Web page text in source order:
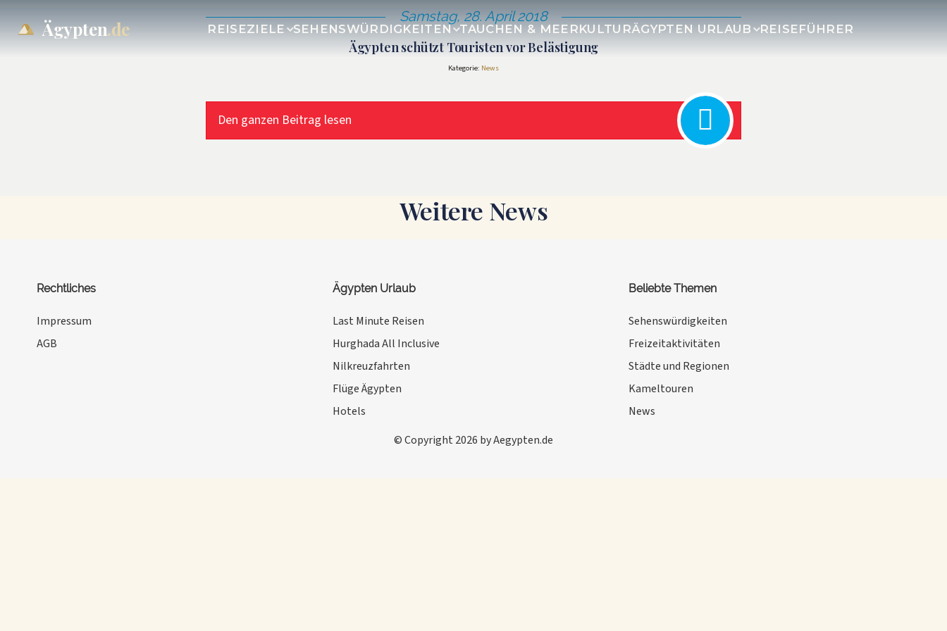
Ägypten.de REISEZIELE SEHENSWÜRDIGKEITEN TAUCHEN & MEERKULTURÄGYPTEN URLAUB REISEFÜHRER
Samstag, 28. April 2018
Ägypten schützt Touristen vor Belästigung
Kategorie: News
Den ganzen Beitrag lesen
Weitere News
Rechtliches
Impressum
AGB
Ägypten Urlaub
Last Minute Reisen
Hurghada All Inclusive
Nilkreuzfahrten
Flüge Ägypten
Hotels
Beliebte Themen
Sehenswürdigkeiten
Freizeitaktivitäten
Städte und Regionen
Kameltouren
News
© Copyright 2026 by Aegypten.de